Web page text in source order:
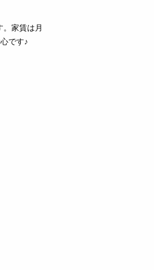
家賃は月
です♪